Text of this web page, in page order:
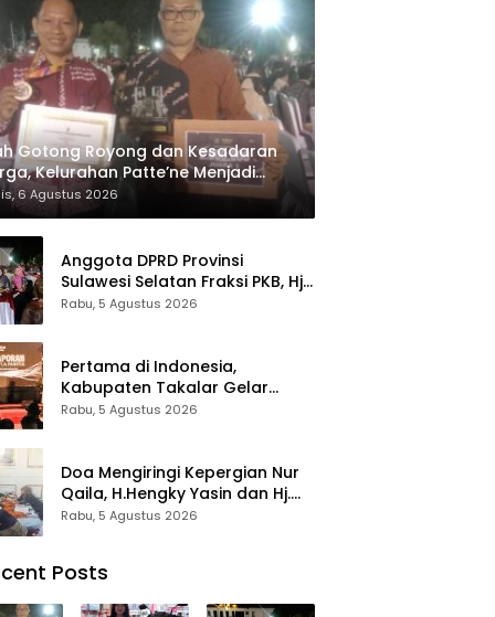
Gotong Royong dan Kesadaran
Kelurahan Patte’ne Menjadi
Takalar Award 2026
6 Agustus 2026
Anggota DPRD Provinsi
Sulawesi Selatan Fraksi PKB, Hj.
Fadilah Fahriana Hadiri Dan
Pengabdian Melalui Malam
Apresiasi dan Inovasi Award
2026
Rabu, 5 Agustus 2026
Pertama di Indonesia,
Kabupaten Takalar Gelar
Malam Apresiasi dan Inovasi
Publik Berprestasi
Rabu, 5 Agustus 2026
Doa Mengiringi Kepergian Nur
Qaila, H.Hengky Yasin dan Hj.
Fadilah Fahriana Hadir
Rabu, 5 Agustus 2026
Posts